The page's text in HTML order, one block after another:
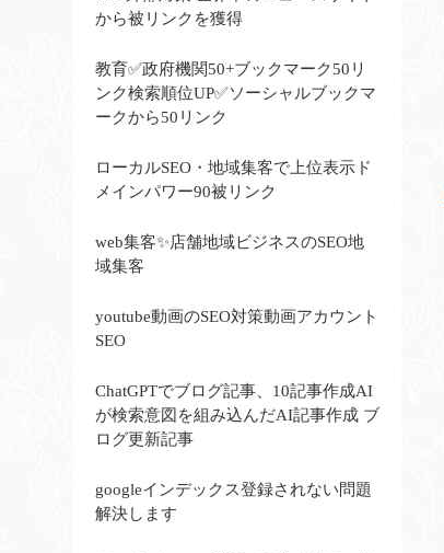
から被リンクを獲得
教育✅政府機関50+ブックマーク50リ
ンク検索順位UP✅ソーシャルブックマ
ークから50リンク
ローカルSEO・地域集客で上位表示ド
メインパワー90被リンク
web集客✨店舗地域ビジネスのSEO地
域集客
youtube動画のSEO対策動画アカウント
SEO
ChatGPTでブログ記事、10記事作成AI
が検索意図を組み込んだAI記事作成 ブ
ログ更新記事
googleインデックス登録されない問題
解決します